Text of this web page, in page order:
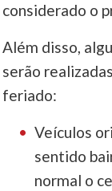
considerado o
Além disso,
serão
feriado:
Veículos
sentido
normal o